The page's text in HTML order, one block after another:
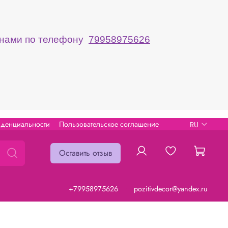
по телефону 79958975626
Пользовательское соглашение RU
Оставить отзыв
+79958975626 pozitivdecor@yandex.ru